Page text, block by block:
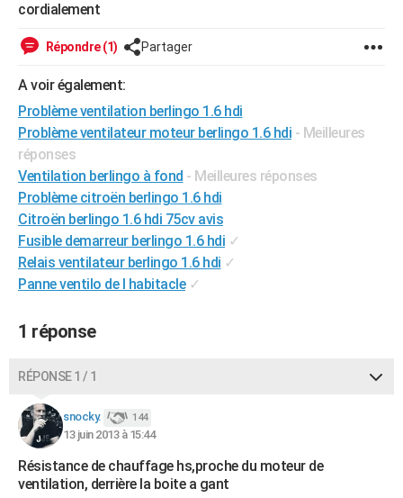
Destinations
City break
Voyage nature
Voyage de noces
Forum
Climat
+
GUIDES D'ACHAT
BONS PLANS
CARTE DE VOEUX
Carte de Noël
Carte Bonne année
Carte Saint-Valentin
Carte Pâques
Carte d'anniversaire
DICTIONNAIRE
Dictionnaire
Biographies
Citations
Expressions
Proverbes
PROGRAMME TV
COPAINS D'AVANT
S'inscrire
Se connecter
Lycées
Collèges
Primaires
Universités
Entreprises
Service militaire
Avis de recherche
Bricolage
Lifestyle
Culture
Television
Voyage
cordialement
Répondre (1) Partager
A voir également:
Problème ventilation berlingo 1.6 hdi
Problème ventilateur moteur berlingo 1.6 hdi - Meilleures
réponses
Ventilation berlingo à fond - Meilleures réponses
Problème citroën berlingo 1.6 hdi
Citroën berlingo 1.6 hdi 75cv avis
Fusible demarreur berlingo 1.6 hdi ✓
Relais ventilateur berlingo 1.6 hdi ✓
Panne ventilo de l habitacle ✓
1 réponse
RÉPONSE 1 / 1
snocky. 144
13 juin 2013 à 15:44
Résistance de chauffage hs,proche du moteur de
ventilation, derrière la boite a gant